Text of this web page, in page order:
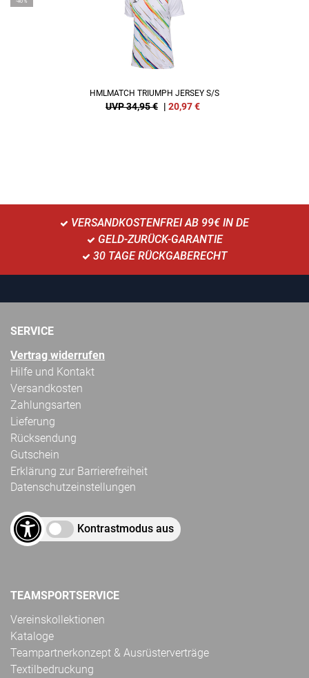
HMLMATCH TRIUMPH JERSEY S/S
UVP 34,95 € | 20,97€
VERSANDKOSTENFREI AB 99€ IN DE
GELD-ZURÜCK-GARANTIE
30 TAGE RÜCKGABERECHT
SERVICE
Vertrag widerrufen
Hilfe und Kontakt
Versandkosten
Zahlungsarten
Lieferung
Rücksendung
Gutschein
Erklärung zur Barrierefreiheit
Datenschutzeinstellungen
Kontrastmodus aus
TEAMSPORTSERVICE
Vereinskollektionen
Kataloge
Teampartnerkonzept & Ausrüsterverträge
Textilbedruckung